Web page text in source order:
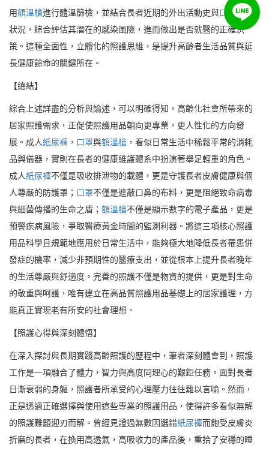
用額溫槍進行體溫篩檢，並結合長者近期的外出活動史與口罩配戴
狀況，綜合評估其潛在的感染風險，進而做出是否就醫的正確決
策。這種全面性，立體化的照護思維，是提升高齡者生活品質與延
長健康餘命的關鍵所在。
【總結】
綜合上述詳盡的分析與論述，可以明確得知，高齡化社會所帶來的
居家照護需求，正促使照護用品朝向更專業，更人性化的方向發
展。成人紙尿褲 ， 口罩與額溫槍 ，看似日常生活中稀鬆平常的消耗
品與儀器，實則在長者的健康維護體系中扮演著舉足輕重的角色。
成人紙尿褲不僅是吸收排泄物的載體，更是守護長者皮膚健康與個
人尊嚴的防護罩； 口罩不僅是遮蔽口鼻的布料，更是阻絕致命病毒
與細菌傳播的生命之盾； 額溫槍不僅是顯示數字的電子產品，更是
預警疾病風險，爭取醫療黃金時間的監測利器。將這三項核心照護
用品科學且規範地應用於日常生活中，能夠極大地降低長者罹患併
發症的機率，減少非預期性的醫療支出，並從根本上提升長者晚年
的生活尊嚴與舒適度。完善的照護不僅是物資的提供，更是對生命
的敬重與呵護，唯有建立在高品質照護用品基礎上的居家護理，方
能真正實現老有所安的社會理想。
【照護心得與深刻體悟】
在深入探討與長期實踐高齡照護的歷程中，筆者深刻體會到，照護
工作是一項融合了體力，智力與高度同理心的艱鉅任務。面對長者
日漸衰弱的身軀，照護者所承受的心理壓力往往難以言喻。然而，
正是透過正確選擇與使用這些專業的照護用品，使得許多看似無解
的照護難題迎刃而解。曾經見證過無數因選錯紙尿褲而飽受皮膚炎
折磨的長者，在換用高透氣，高吸收力的產品後，重拾了安穩的睡